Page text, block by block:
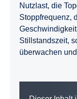
Nutzlast, die
Stoppfrequenz,
Stillstandszeit,
überwachen